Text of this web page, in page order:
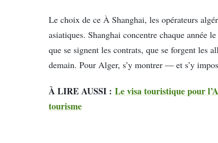
Le choix de ce À Shanghai, les opérateurs
asiatiques. Shanghai concentre chaque année
que se signent les contrats, que se forgent les
demain. Pour Alger, s’y montrer — et s’y
À LIRE AUSSI : Le visa touristique pour
tourisme